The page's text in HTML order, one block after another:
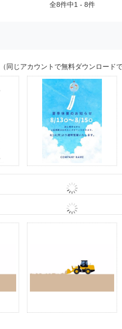
全8件中1 - 8件
（同じアカウントで無料ダウンロード